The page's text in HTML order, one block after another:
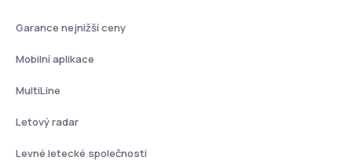
Garance nejnižší ceny
Mobilní aplikace
MultiLine
Letový radar
Levné letecké společnosti